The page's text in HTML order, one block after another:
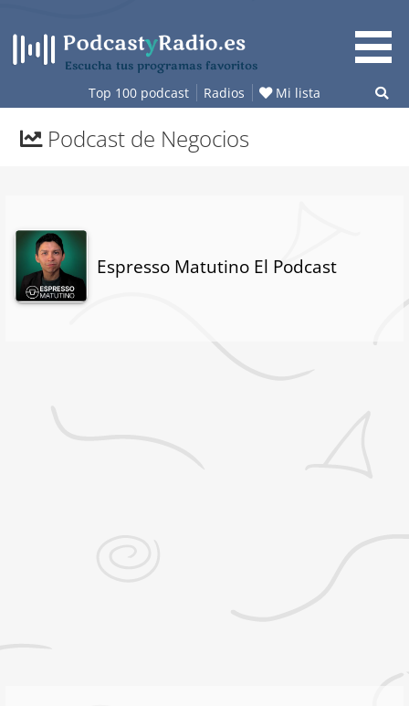
contenido
Escucha tus programas favoritos
Top 100 podcast Radios Mi lista
Podcast de Negocios
Espresso Matutino El Podcast